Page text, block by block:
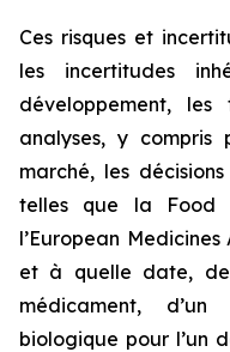
Ces risques et
les incertitudes
développement,
analyses, y
marché, les
telles que la Food
l’European Medicines
et à quelle date,
médicament,
biologique pour l’un